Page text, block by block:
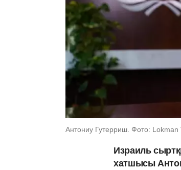
Антониу Гутерриш. Фото:
Израиль
хатшысы